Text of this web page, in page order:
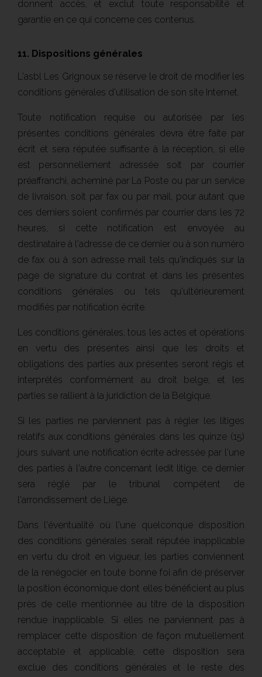
donnent accès, et exclut toute responsabilité et
garantie en ce qui concerne ces contenus.
11. Dispositions générales
L'asbl Les Grignoux se réserve le droit de modifier les
conditions générales d'utilisation de son site Internet.
Toute notification requise ou autorisée par les
présentes conditions générales devra être faite par
écrit et sera réputée suffisante à la réception, si elle
est personnellement adressée soit par courrier
préaffranchi, acheminé par La Poste ou par un service
de livraison, soit par fax ou par mail, pour autant que
ces derniers soient confirmés par courrier dans les 72
heures, si cette notification est envoyée au
destinataire à l'adresse de ce dernier ou à son numéro
de fax ou à son adresse mail tels qu'indiqués sur la
page de signature du contrat et dans les présentes
conditions générales ou tels qu'ultérieurement
modifiés par notification écrite.
Les conditions générales, tous les actes et opérations
en vertu des présentes ainsi que les droits et
obligations des parties aux présentes seront régis et
interprétés conformément au droit belge, et les
parties se rallient à la juridiction de la Belgique.
Si les parties ne parviennent pas à régler les litiges
relatifs aux conditions générales dans les quinze (15)
jours suivant une notification écrite adressée par l'une
des parties à l'autre concernant ledit litige, ce dernier
sera réglé par le tribunal compétent de
l'arrondissement de Liège.
Dans l'éventualité où l'une quelconque disposition
des conditions générales serait réputée inapplicable
en vertu du droit en vigueur, les parties conviennent
de la renégocier en toute bonne foi afin de préserver
la position économique dont elles bénéficient au plus
près de celle mentionnée au titre de la disposition
rendue inapplicable. Si elles ne parviennent pas à
remplacer cette disposition de façon mutuellement
acceptable et applicable, cette disposition sera
exclue des conditions générales et le reste des